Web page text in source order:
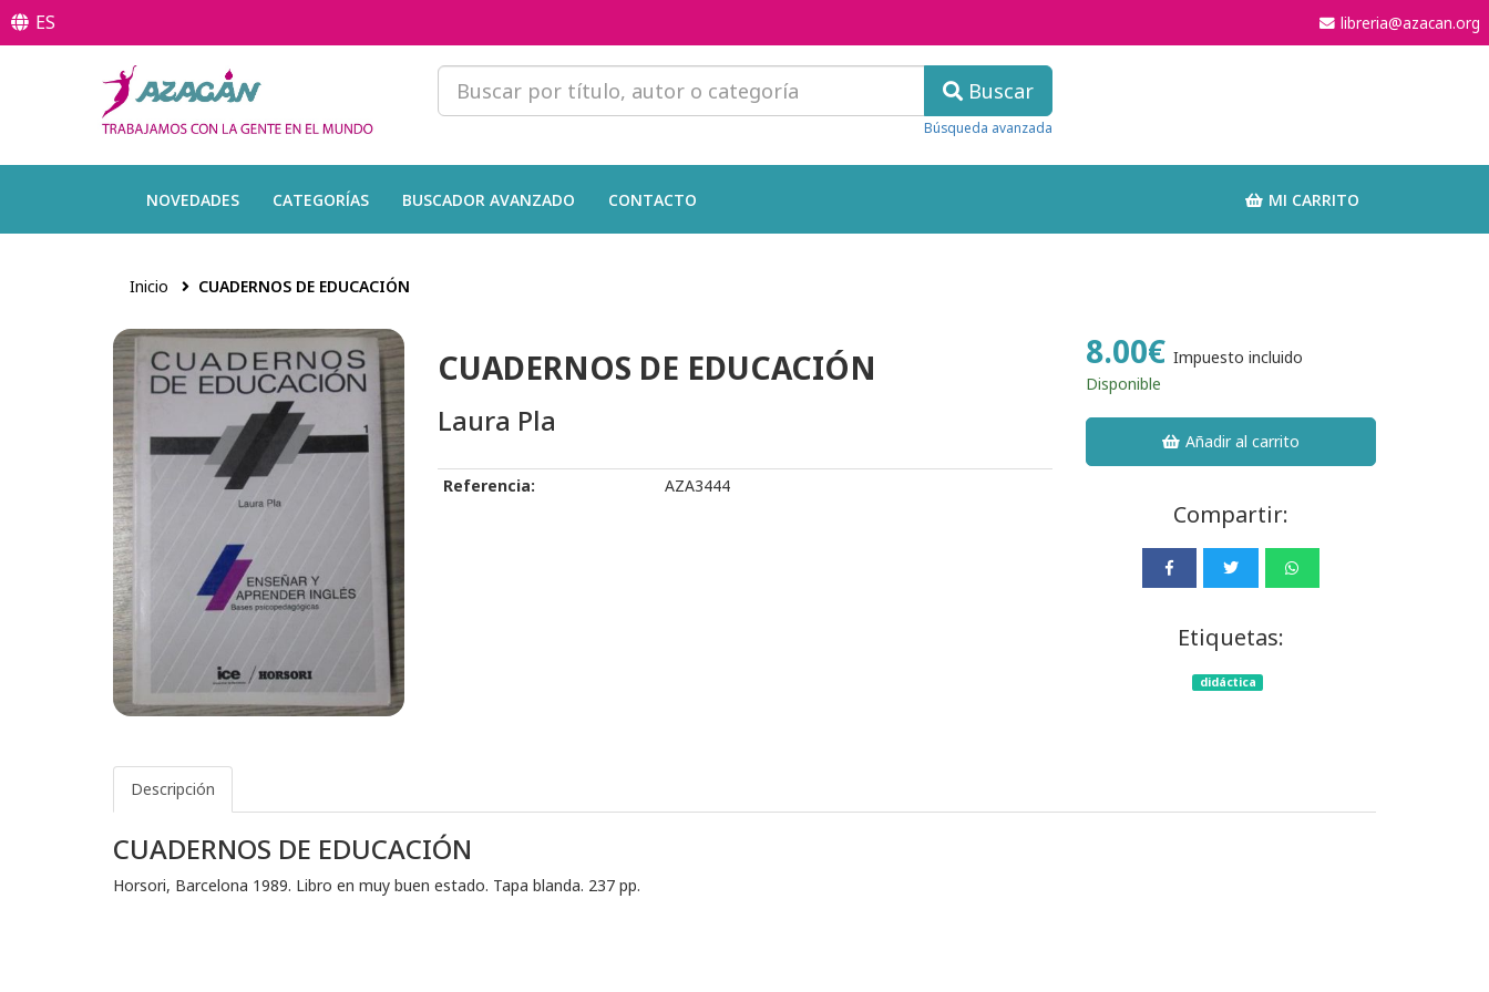
ES libreria@azacan.org
Buscar
Búsqueda avanzada
NOVEDADES CATEGORÍAS BUSCADOR AVANZADO CONTACTO MI CARRITO
Inicio CUADERNOS DE EDUCACIÓN
CUADERNOS DE EDUCACIÓN
Laura Pla
Referencia: AZA3444
8.00€ Impuesto incluido
Disponible
Añadir al carrito
Compartir:
Etiquetas:
didáctica
Descripción
CUADERNOS DE EDUCACIÓN
Horsori, Barcelona 1989. Libro en muy buen estado. Tapa blanda. 237 pp.